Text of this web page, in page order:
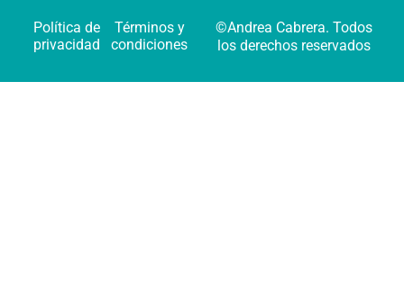
Política de
privacidad
Términos y
condiciones
©Andrea Cabrera. Todos
los derechos reservados